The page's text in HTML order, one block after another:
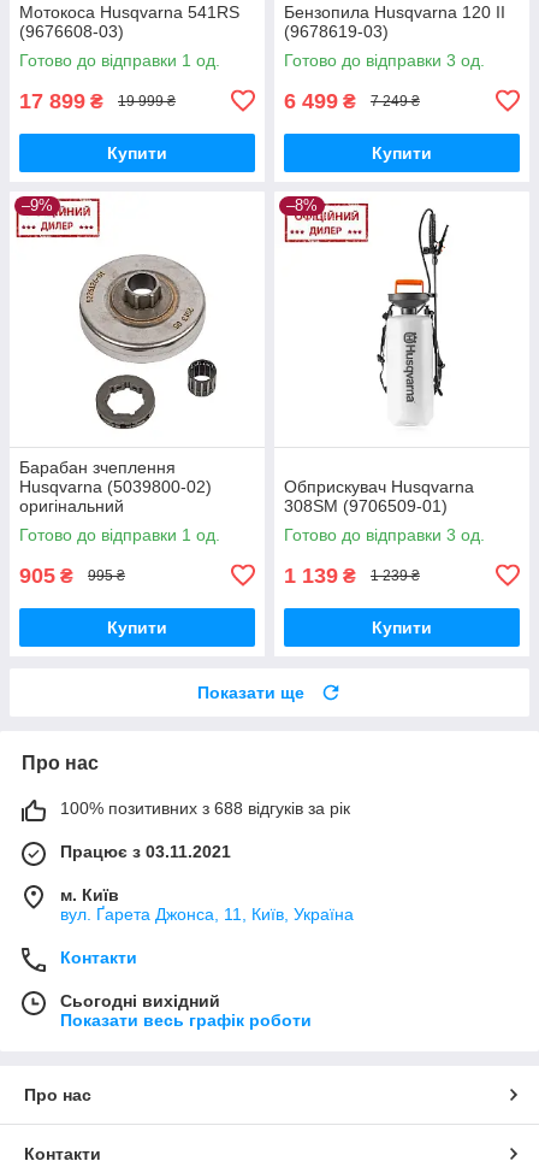
Мотокоса Husqvarna 541RS
(9676608-03)
Готово до відправки 1 од.
17 899 ₴ 19 999 ₴
Купити
Бензопила Husqvarna 120 II
(9678619-03)
Готово до відправки 3 од.
6 499 ₴ 7 249 ₴
Купити
–9%
Барабан зчеплення
Husqvarna (5039800-02)
оригінальний
Готово до відправки 1 од.
905 ₴ 995 ₴
Купити
–8%
Обприскувач Husqvarna
308SM (9706509-01)
Готово до відправки 3 од.
1 139 ₴ 1 239 ₴
Купити
Показати ще
Про нас
100% позитивних з 688 відгуків за рік
Працює з 03.11.2021
м. Київ
вул. Ґарета Джонса, 11, Київ, Україна
Контакти
Сьогодні вихідний
Показати весь графік роботи
Про нас
Контакти